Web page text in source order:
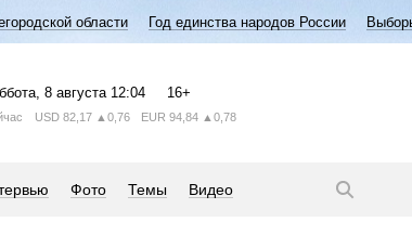
области Год единства народов России
, 8 августа 12:04 16+
USD 82,17 ▲0,76 EUR 94,84 ▲0,78
Фото Темы Видео